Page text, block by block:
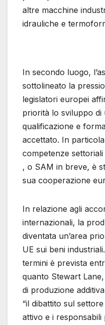
altre macchine
idrauliche e
In secondo luogo,
sottolineato la
legislatori europei
priorità lo sviluppo di
qualificazione e
accettato. In
competenze
, o SAM in breve, è
sua cooperazione
In relazione agli
internazionali, la
diventata un’area
UE sui beni
termini è prevista
quanto Stewart
di produzione
“il dibattito sul
attivo e i responsabili